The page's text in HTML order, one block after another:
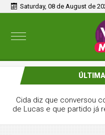
Saturday, 08 de August de
Cida diz que conversou
de Lucas e que partido já